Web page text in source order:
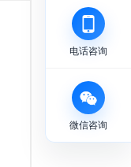
电话咨询
微信咨询